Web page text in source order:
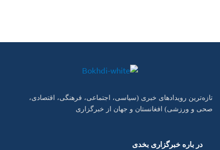
تازه‌ترین رویدادهای خبری (سیاسی، اجتماعی، فرهنگی، اقتصادی،
صحی و ورزشی) افغانستان و جهان از خبرگزاری
در باره خبرگزاری بخدی